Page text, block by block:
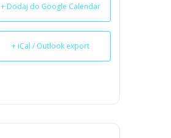
+ Dodaj do Google Calendar
+ iCal / Outlook export